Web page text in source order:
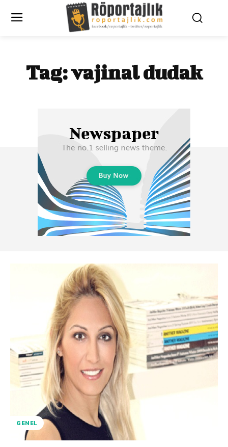
Tag:vajinal dudak
GENEL